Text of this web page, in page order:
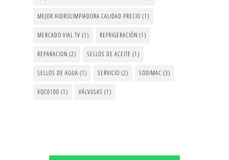
MEJOR HIDROLIMPIADORA CALIDAD PRECIO (1)
MERCADO VIAL TV (1) REFRIGERACIÓN (1)
REPARACION (2) SELLOS DE ACEITE (1)
SELLOS DE AGUA (1) SERVICIO (2) SODIMAC (3)
VQC0100 (1) VÁLVULAS (1)